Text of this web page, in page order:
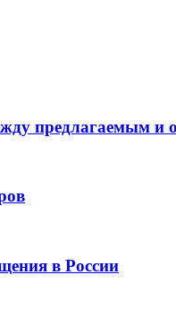
предлагаемым
в России